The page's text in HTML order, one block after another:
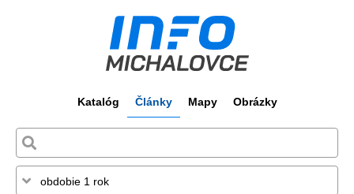
Katalóg Články Mapy Obrázky